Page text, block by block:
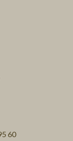
60